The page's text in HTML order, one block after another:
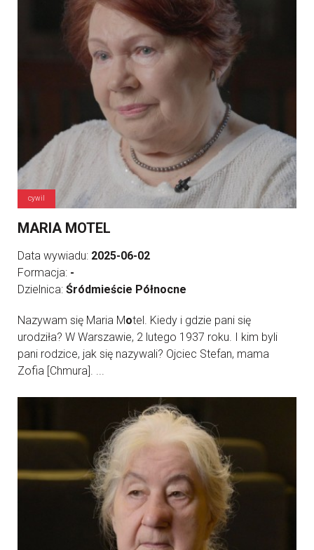
cywil
MARIA MOTEL
Data wywiadu: 2025-06-02
Formacja: -
Dzielnica: Śródmieście Północne
Nazywam się Maria Motel. Kiedy i gdzie pani się
urodziła? W Warszawie, 2 lutego 1937 roku. I kim byli
pani rodzice, jak się nazywali? Ojciec Stefan, mama
Zofia [Chmura]. ...